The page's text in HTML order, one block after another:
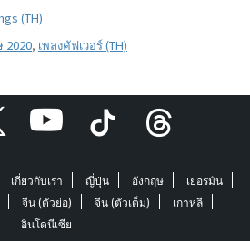
(TH)
2020, เพลงคัฟเวอร์ (TH)
เกี่ยวกับเรา ญี่ปุ่น อังกฤษ
เยอรมัน
จีน (ตัวย่อ) จีน (ตัวเต็ม)
เกาหลี
อินโดนีเซีย